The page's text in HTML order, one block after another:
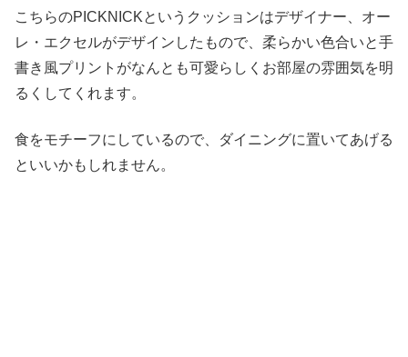
こちらのPICKNICKというクッションはデザイナー、オー
レ・エクセルがデザインしたもので、柔らかい色合いと手
書き風プリントがなんとも可愛らしくお部屋の雰囲気を明
るくしてくれます。
食をモチーフにしているので、ダイニングに置いてあげる
といいかもしれません。